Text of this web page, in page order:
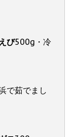
び500g・冷
で茹でまし